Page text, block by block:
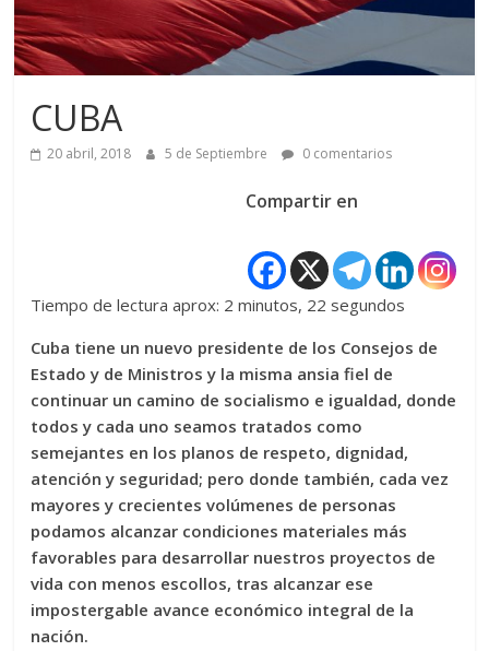
CUBA
20 abril, 2018 5 de Septiembre 0 comentarios
Compartir en
Tiempo de lectura aprox: 2 minutos, 22 segundos
Cuba tiene un nuevo presidente de los Consejos de
Estado y de Ministros y la misma ansia fiel de
continuar un camino de socialismo e igualdad, donde
todos y cada uno seamos tratados como
semejantes en los planos de respeto, dignidad,
atención y seguridad; pero donde también, cada vez
mayores y crecientes volúmenes de personas
podamos alcanzar condiciones materiales más
favorables para desarrollar nuestros proyectos de
vida con menos escollos, tras alcanzar ese
impostergable avance económico integral de la
nación.